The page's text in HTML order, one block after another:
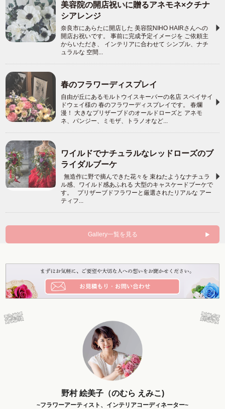
美容院の開店祝いに贈るアネモネ×クチナ
シアレンジ
奈良市にあらたに開店した 美容院NIHO HAIRさんへの
開店お祝いです。 事前に完成予定イメージを ご依頼主
からいただき、 インテリアに合わせて シンプル、ナチ
ュラルな 空間...
春のフラワーディスプレイ
自由が丘にあるモルトウイスキーバーの名店 スペイサイ
ドウェイ様の 春のフラワーディスプレイです。 春爛
漫！ 大きなプリザーブドのオールドローズと アネモ
ネ、パンジー、ミモザ、トラノオなど...
ワイルドでナチュラルなレッドローズのブ
ライダルブーケ
無造作に野で摘んできた花々を 束ねたようなナチュラ
ル感、ワイルド感あふれる 大型のキャスケードブーケで
す。 プリザーブドフラワーと厳選されたリアルな アー
ティフ...
Gallery一覧を見る
野村 絵美子（のむら えみこ)
~フラワーアーティスト、インテリアコーディネーター~